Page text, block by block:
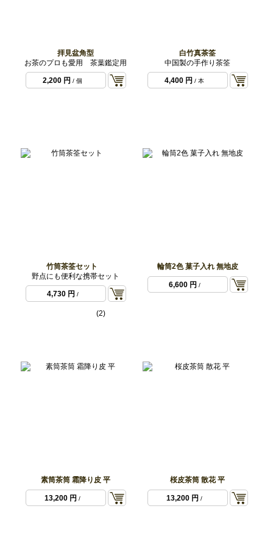
拝見盆角型
お茶のプロも愛用 茶葉鑑定用
2,200 円 / 個
白竹真茶筌
中国製の手作り茶筌
4,400 円 / 本
竹筒茶筌セット
野点にも便利な携帯セット
4,730 円 /
(2)
輪筒2色 菓子入れ 無地皮
6,600 円 /
素筒茶筒 霜降り皮 平
13,200 円 /
桜皮茶筒 散花 平
13,200 円 /